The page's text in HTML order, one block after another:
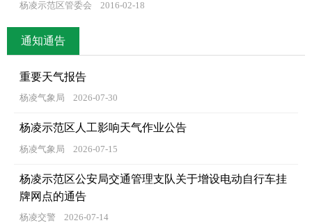
杨凌示范区管委会 2016-02-18
通知通告
重要天气报告
杨凌气象局 2026-07-30
杨凌示范区人工影响天气作业公告
杨凌气象局 2026-07-15
杨凌示范区公安局交通管理支队关于增设电动自行车挂
牌网点的通告
杨凌交警 2026-07-14